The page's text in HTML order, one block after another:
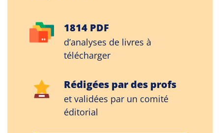
1814 PDF
d’analyses de livres à
télécharger
Rédigées par des profs
et validées par un comité
éditorial